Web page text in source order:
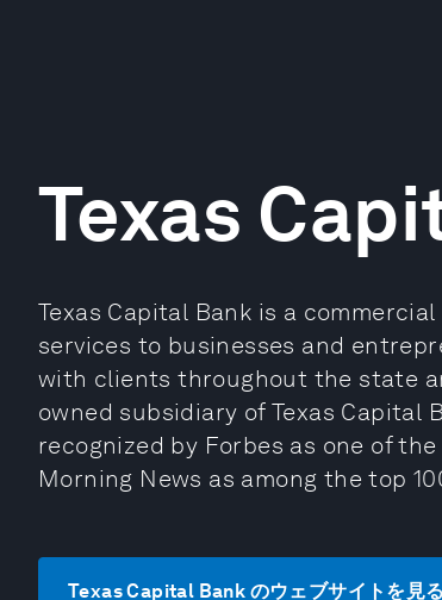
Texas
Texas Capital Bank is a
services to businesses and
with clients throughout the state
owned subsidiary of Texas Capital
recognized by Forbes as one of
Morning News as among the top
Texas Capital Bank のウェブサイトを見る